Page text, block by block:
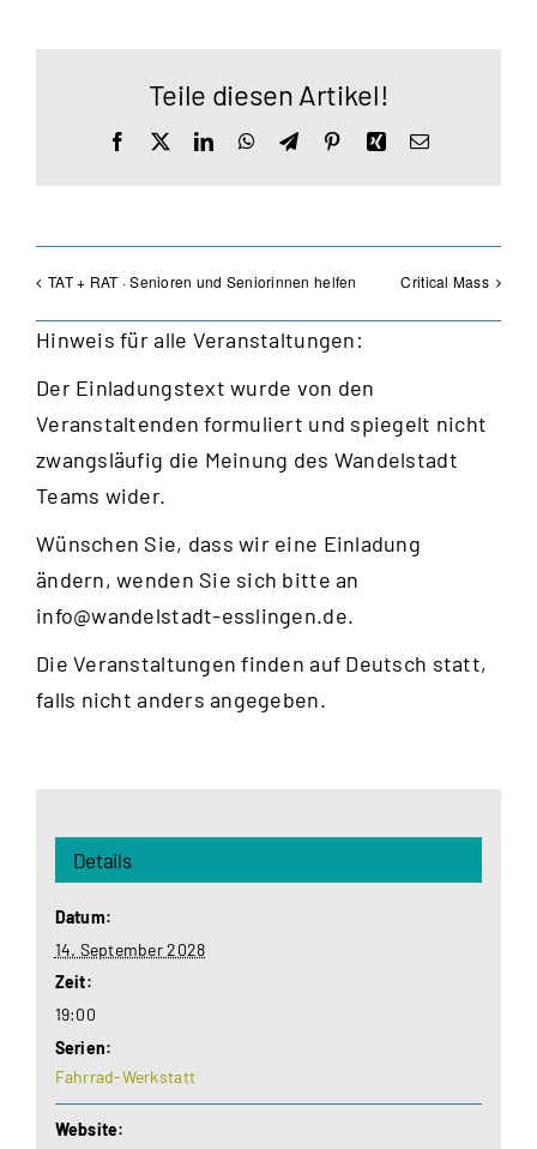
Teile diesen Artikel!
Facebook LinkedInWhatsApp
TelegramPinterestXingE-
TAT + RAT · Senioren und Seniorinnen helfen Critical Mass
Hinweis für alle Veranstaltungen:
Der Einladungstext wurde von den
Veranstaltenden formuliert und spiegelt nicht
zwangsläufig die Meinung des Wandelstadt
Teams wider.
Wünschen Sie, dass wir eine Einladung
ändern, wenden Sie sich bitte an
info@wandelstadt-esslingen.de.
Die Veranstaltungen finden auf Deutsch statt,
falls nicht anders angegeben.
Details
Datum:
14. September 2028
Zeit:
19:00
Serien:
Fahrrad-Werkstatt
Website: